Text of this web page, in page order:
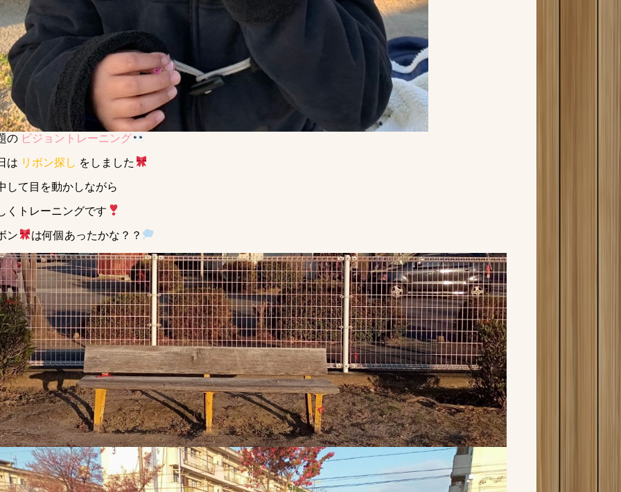
の ビジョントレーニング
は リボン探し をしました
して目を動かしながら
くトレーニングです
ン は何個あったかな？？